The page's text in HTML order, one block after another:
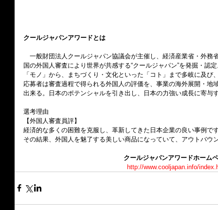
クールジャパンアワードとは
一般財団法人クールジャパン協議会が主催し、経済産業省・外務
国の外国人審査により世界が共感する“クールジャパン”を発掘・認
「モノ」から、まちづくり・文化といった「コト」まで多岐に及
応募者は審査過程で得られる外国人の評価を、事業の海外展開・地
出来る。日本のポテンシャルを引き出し、日本の力強い成長に寄与
選考理由
【外国人審査員評】
経済的な多くの困難を克服し、革新してきた日本企業の良い事例
その結果、外国人を魅了する美しい商品になっていて、アウトバウ
クールジャパンアワードホーム
http://www.cooljapan.info/